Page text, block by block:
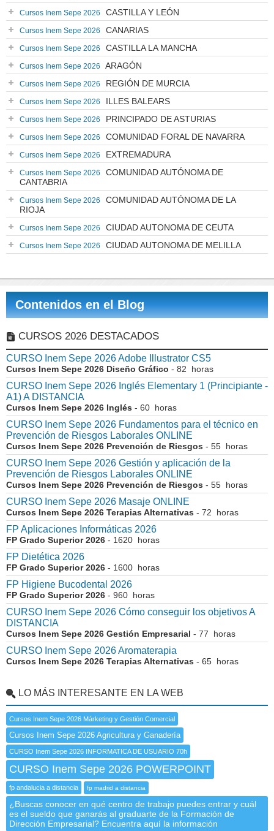
Cursos Inem Sepe 2026 CASTILLA Y LEÓN
Cursos Inem Sepe 2026 CANARIAS
Cursos Inem Sepe 2026 CASTILLA LA MANCHA
Cursos Inem Sepe 2026 ARAGÓN
Cursos Inem Sepe 2026 REGIÓN DE MURCIA
Cursos Inem Sepe 2026 ILLES BALEARS
Cursos Inem Sepe 2026 PRINCIPADO DE ASTURIAS
Cursos Inem Sepe 2026 COMUNIDAD FORAL DE NAVARRA
Cursos Inem Sepe 2026 EXTREMADURA
Cursos Inem Sepe 2026
COMUNIDAD AUTÓNOMA DE
CANTABRIA
Cursos Inem Sepe 2026
COMUNIDAD AUTÓNOMA DE LA
RIOJA
Cursos Inem Sepe 2026 CIUDAD AUTONOMA DE CEUTA
Cursos Inem Sepe 2026 CIUDAD AUTONOMA DE MELILLA
Contenidos en el Blog
CURSOS 2026 DESTACADOS
CURSO Inem Sepe 2026 Adobe Illustrator CS5
Cursos Inem Sepe 2026 Diseño Gráfico - 82 horas
CURSO Inem Sepe 2026 Inglés Elementary 1 (Principiante -
A1) A DISTANCIA
Cursos Inem Sepe 2026 Inglés - 60 horas
CURSO Inem Sepe 2026 Fundamentos para el técnico en
Prevención de Riesgos Laborales ONLINE
Cursos Inem Sepe 2026 Prevención de Riesgos - 55 horas
CURSO Inem Sepe 2026 Gestión y aplicación de la
Prevención de Riesgos Laborales ONLINE
Cursos Inem Sepe 2026 Prevención de Riesgos - 55 horas
CURSO Inem Sepe 2026 Masaje ONLINE
Cursos Inem Sepe 2026 Terapias Alternativas - 72 horas
FP Aplicaciones Informáticas 2026
FP Grado Superior 2026 - 1620 horas
FP Dietética 2026
FP Grado Superior 2026 - 1600 horas
FP Higiene Bucodental 2026
FP Grado Superior 2026 - 960 horas
CURSO Inem Sepe 2026 Cómo conseguir los objetivos A
DISTANCIA
Cursos Inem Sepe 2026 Gestión Empresarial - 77 horas
CURSO Inem Sepe 2026 Aromaterapia
Cursos Inem Sepe 2026 Terapias Alternativas - 65 horas
LO MÁS INTERESANTE EN LA WEB
Cursos Inem Sepe 2026 Márketing y Gestión Comercial
Cursos Inem Sepe 2026 Agricultura y Ganadería
CURSO Inem Sepe 2026 INFORMATICA DE USUARIO 70h
CURSO Inem Sepe 2026 POWERPOINT
fp andalucia a distancia fp madrid a distancia
¿Buscas conocer en qué centro de trabajo puedes entrar y cuál
es el sueldo que ganarás al graduarte de la Formación de
Dirección Empresarial? Encuentra aquí la información